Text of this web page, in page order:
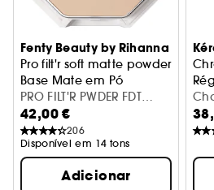
Fenty Beauty by Rihanna
Pro filt'r soft matte powder
Base Mate em Pó
PRO FILT'R PWDER FDT
SOFT MATTE 220
42,00 €
206
Disponível em 14 tons
Adicionar